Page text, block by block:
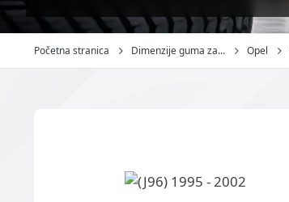
Početna stranica Dimenzije guma za... Opel